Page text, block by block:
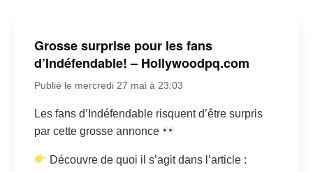
Grosse surprise pour les fans
d’Indéfendable! – Hollywoodpq.com
Publié le mercredi 27 mai à 23:03
Les fans d’Indéfendable risquent d’être surpris
par cette grosse annonce
Découvre de quoi il s’agit dans l’article :